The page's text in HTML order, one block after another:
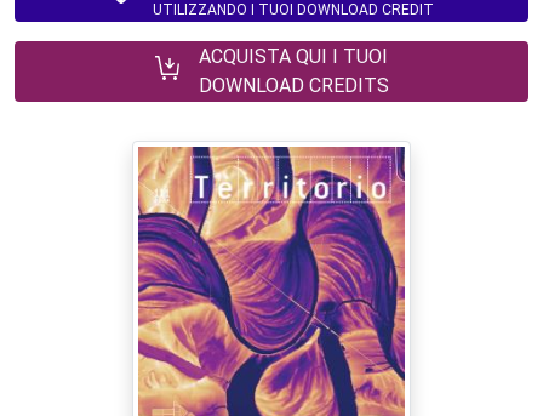
UTILIZZANDO I TUOI DOWNLOAD CREDIT
ACQUISTA QUI I TUOI
DOWNLOAD CREDITS